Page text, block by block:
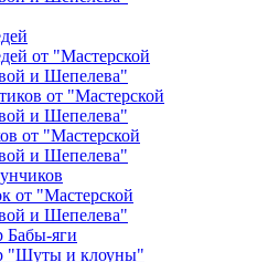
от "Мастерской
и Шепелева"
от "Мастерской
и Шепелева"
от "Мастерской
и Шепелева"
от "Мастерской
и Шепелева"
Бабы-яги
"Шуты и клоуны"